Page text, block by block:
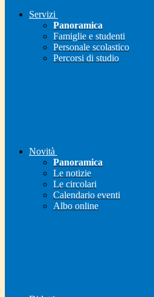
Servizi
Panoramica
Famiglie e studenti
Personale scolastico
Percorsi di studio
Novità
Panoramica
Le notizie
Le circolari
Calendario eventi
Albo online